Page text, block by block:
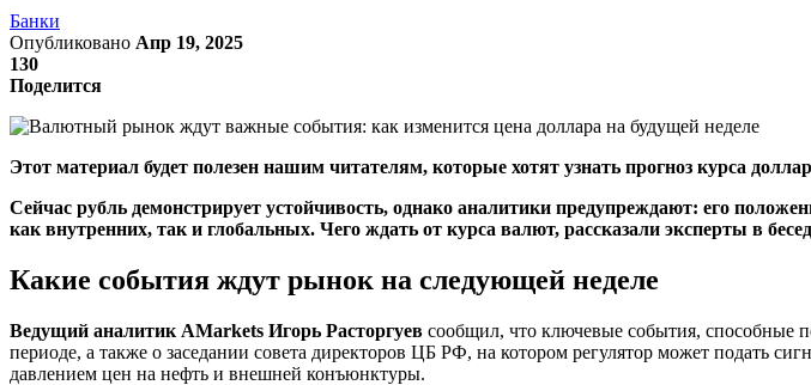
Банки
Опубликовано Апр 19, 2025
130
Поделится
Этот материал будет полезен нашим читателям, которые хотят узнать прогноз курса
Сейчас рубль демонстрирует устойчивость, однако аналитики предупреждают: его
как внутренних, так и глобальных. Чего ждать от курса валют, рассказали эксперты в
Какие события ждут рынок на следующей неделе
Ведущий аналитик AMarkets Игорь Расторгуев сообщил, что ключевые события, способные
периоде, а также о заседании совета директоров ЦБ РФ, на котором регулятор может подать
давлением цен на нефть и внешней конъюнктуры.